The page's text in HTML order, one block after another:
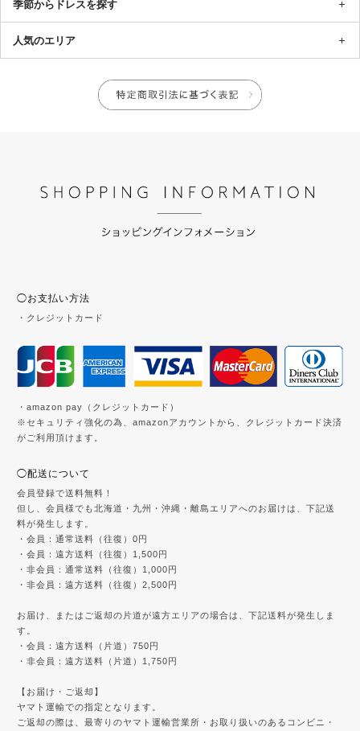
季節からドレスを探す
人気のエリア
◯お支払い方法
・クレジットカード
・amazon pay（クレジットカード）
※セキュリティ強化の為、amazonアカウントから、クレジットカード決済
がご利用頂けます。
◯配送について
会員登録で送料無料！
但し、会員様でも北海道・九州・沖縄・離島エリアへのお届けは、下記送
料が発生します。
・会員：通常送料（往復）0円
・会員：遠方送料（往復）1,500円
・非会員：通常送料（往復）1,000円
・非会員：遠方送料（往復）2,500円
お届け、またはご返却の片道が遠方エリアの場合は、下記送料が発生しま
す。
・会員：遠方送料（片道）750円
・非会員：遠方送料（片道）1,750円
【お届け・ご返却】
ヤマト運輸での指定となります。
ご返却の際は、最寄りのヤマト運輸営業所・お取り扱いのあるコンビニ・